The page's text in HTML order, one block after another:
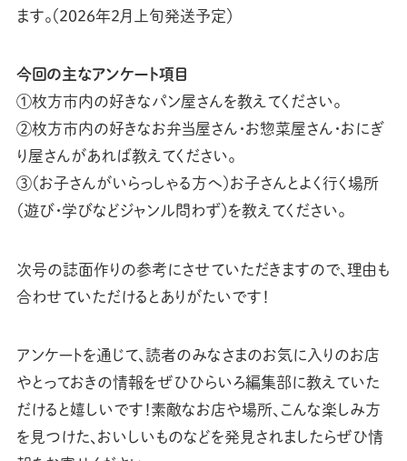
ます。（2026年2月上旬発送予定）
今回の主なアンケート項目
①枚方市内の好きなパン屋さんを教えてください。
②枚方市内の好きなお弁当屋さん・お惣菜屋さん・おにぎ
り屋さんがあれば教えてください。
③（お子さんがいらっしゃる方へ）お子さんとよく行く場所
（遊び・学びなどジャンル問わず）を教えてください。
次号の誌面作りの参考にさせていただきますので、理由も
合わせていただけるとありがたいです！
アンケートを通じて、読者のみなさまのお気に入りのお店
やとっておきの情報をぜひひらいろ編集部に教えていた
だけると嬉しいです！素敵なお店や場所、こんな楽しみ方
を見つけた、おいしいものなどを発見されましたらぜひ情